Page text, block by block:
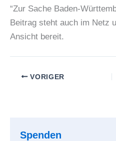
“Zur Sache Baden-
Beitrag steht auch im Netz
Ansicht bereit.
VORIGER
Spenden